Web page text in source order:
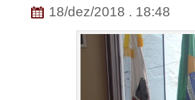
18/dez/2018 . 18:48